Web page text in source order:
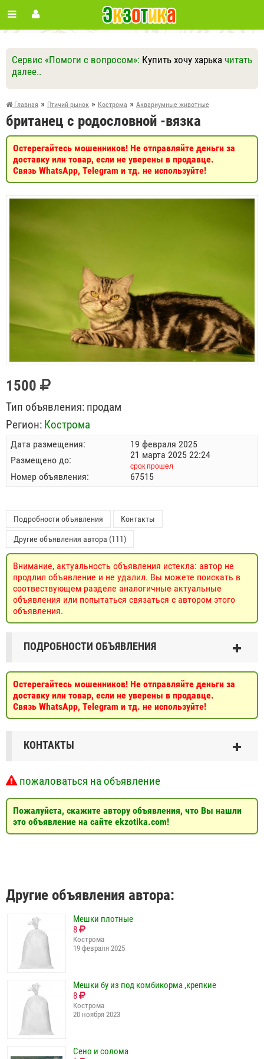
Сервис «Помоги с вопросом»: Купить хочу харька читать
далее..
Ответить Другие вопросы
Задать вопрос
Главная » Птичий рынок » Кострома » Аквариумные животные
британец с родословной -вязка
Остерегайтесь мошенников! Не отправляйте деньги за
доставку или товар, если не уверены в продавце.
Связь WhatsApp, Telegram и тд. не используйте!
1500
Тип объявления: продам
Регион: Кострома
Дата размещения:
19 февраля 2025
Размещено до:
21 марта 2025 22:24
срок прошел
Номер объявления: 67515
Подробности объявления Контакты
Другие объявления автора (111)
Внимание, актуальность объявления истекла: автор не
продлил объявление и не удалил. Вы можете поискать в
соотвествующем разделе аналогичные актуальные
объявления или попытаться связаться с автором этого
объявления.
ПОДРОБНОСТИ ОБЪЯВЛЕНИЯ
Остерегайтесь мошенников! Не отправляйте деньги за
доставку или товар, если не уверены в продавце.
Связь WhatsApp, Telegram и тд. не используйте!
КОНТАКТЫ
пожаловаться на объявление
Пожалуйста, скажите автору объявления, что Вы нашли
это объявление на сайте ekzotika.com!
Другие объявления автора:
Мешки плотные
8
Кострома
19 февраля 2025
Мешки бу из под комбикорма ,крепкие
8
Кострома
20 ноября 2023
Сено и солома